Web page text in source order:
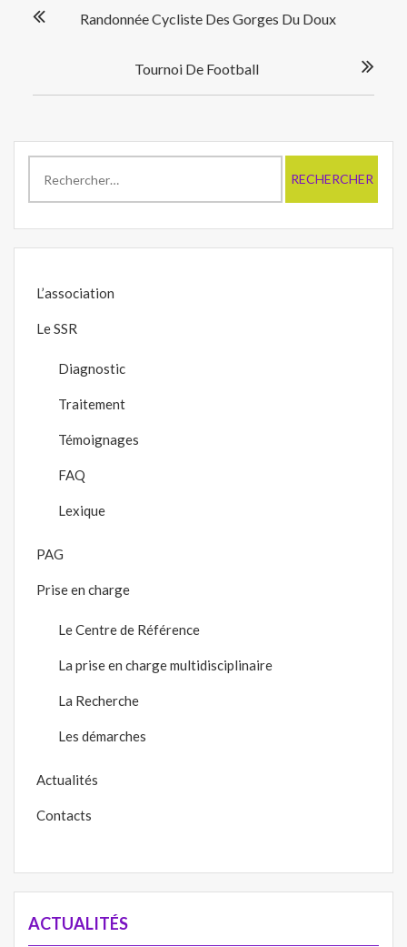
de
Randonnée Cycliste Des Gorges Du Doux
Tournoi De Football
L’association
Le SSR
Diagnostic
Traitement
Témoignages
FAQ
Lexique
PAG
Prise en charge
Le Centre de Référence
La prise en charge multidisciplinaire
La Recherche
Les démarches
Actualités
Contacts
ACTUALITÉS